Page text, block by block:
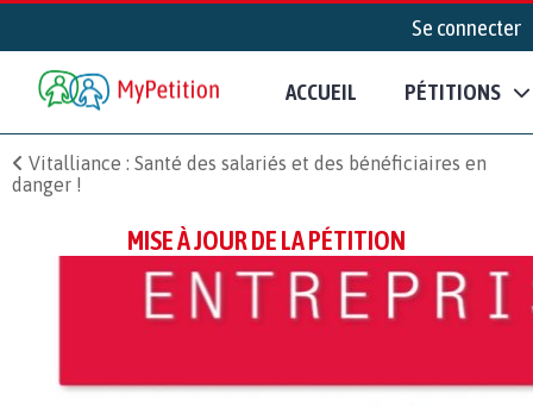
Se connecter
ACCUEIL PÉTITIONS
Vitalliance : Santé des salariés et des bénéficiaires en
danger !
MISE À JOUR DE LA PÉTITION